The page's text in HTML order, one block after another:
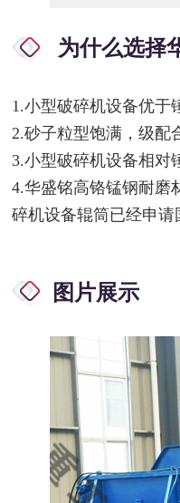
为什么选择
1.小型破碎机设备优于
2.砂子粒型饱满，级配
3.小型破碎机设备相对
4.华盛铭高铬锰钢耐磨
碎机设备辊筒已经申请
图片展示